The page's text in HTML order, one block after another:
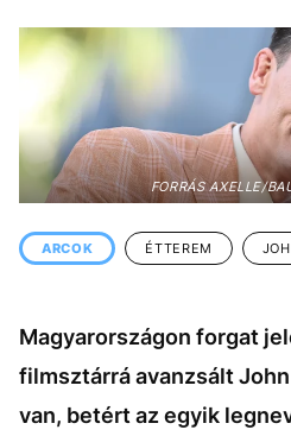
ÉLETMÓD
BESZÉLGETÉSEK
VIDEÓ
GASZTRO
FORRÁS AXELLE/
ARCOK ÉTTEREM
Magyarországon forgat
filmsztárrá avanzsált
van, betért az egyik